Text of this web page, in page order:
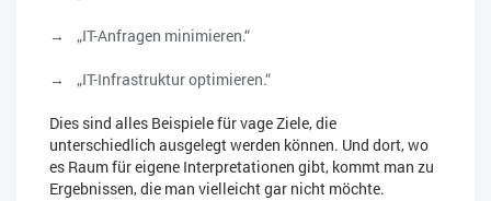
„IT-Anfragen minimieren.“
„IT-Infrastruktur optimieren.“
Dies sind alles Beispiele für vage Ziele, die
unterschiedlich ausgelegt werden können. Und dort, wo
es Raum für eigene Interpretationen gibt, kommt man zu
Ergebnissen, die man vielleicht gar nicht möchte.